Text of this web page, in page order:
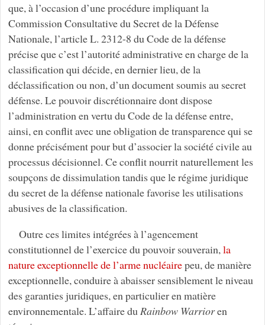
que, à l’occasion d’une procédure impliquant la
Commission Consultative du Secret de la Défense
Nationale, l’article L. 2312-8 du Code de la défense
précise que c’est l’autorité administrative en charge de la
classification qui décide, en dernier lieu, de la
déclassification ou non, d’un document soumis au secret
défense. Le pouvoir discrétionnaire dont dispose
l’administration en vertu du Code de la défense entre,
ainsi, en conflit avec une obligation de transparence qui se
donne précisément pour but d’associer la société civile au
processus décisionnel. Ce conflit nourrit naturellement les
soupçons de dissimulation tandis que le régime juridique
du secret de la défense nationale favorise les utilisations
abusives de la classification.
Outre ces limites intégrées à l’agencement
constitutionnel de l’exercice du pouvoir souverain,la
nature exceptionnelle de l’arme nucléairepeu, de manière
exceptionnelle, conduire à abaisser sensiblement le niveau
des garanties juridiques, en particulier en matière
environnementale. L’affaire duRainbow Warrioren